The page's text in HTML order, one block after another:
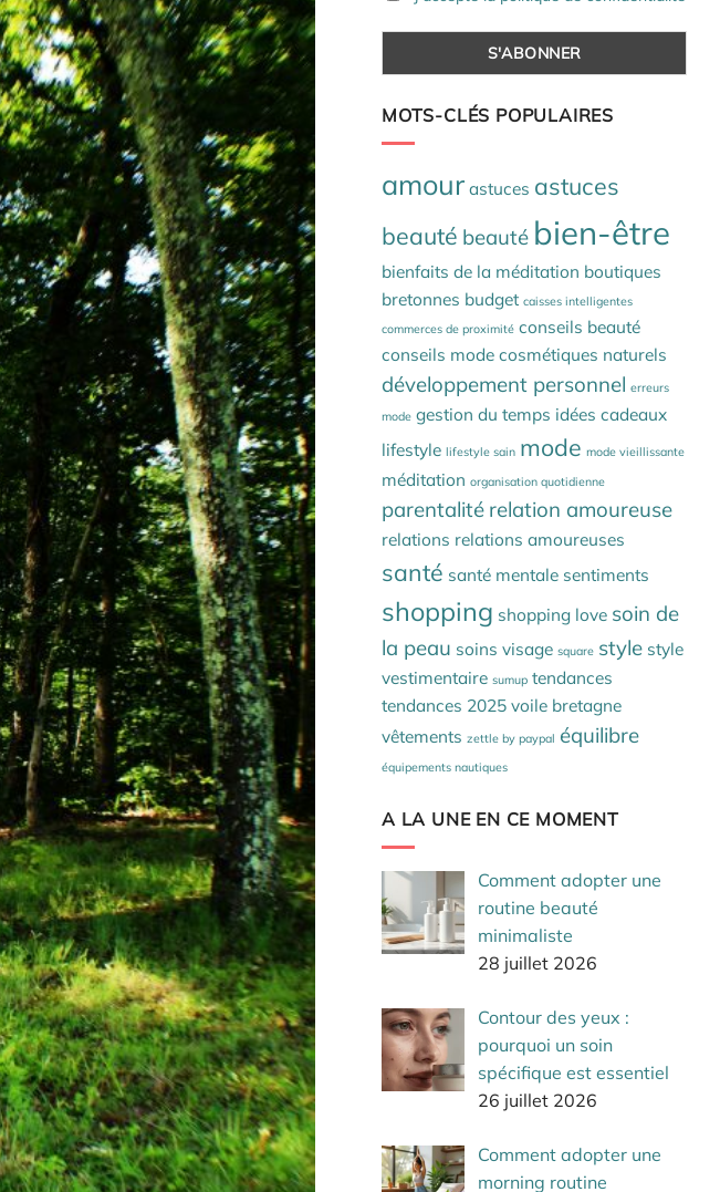
MOTS-CLÉS POPULAIRES
amour astuces astuces
beauté beauté bien-être
bienfaits de la méditation boutiques
bretonnes budget caisses intelligentes
commerces de proximité conseils beauté
conseils mode cosmétiques naturels
développement personnel erreurs
mode gestion du temps idées cadeaux
lifestyle lifestyle sain mode mode vieillissante
méditation organisation quotidienne
parentalité relation amoureuse
relations relations amoureuses
santé santé mentale sentiments
shopping shopping love soin de
la peau soins visage square style style
vestimentaire sumup tendances
tendances 2025 voile bretagne
vêtements zettle by paypal équilibre
équipements nautiques
A LA UNE EN CE MOMENT
Comment adopter une
routine beauté
minimaliste
28 juillet 2026
Contour des yeux :
pourquoi un soin
spécifique est essentiel
26 juillet 2026
Comment adopter une
morning routine